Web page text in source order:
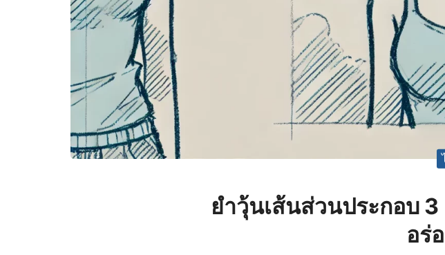
ยําวุ้นเส้นส่วนประกอบ
อร่